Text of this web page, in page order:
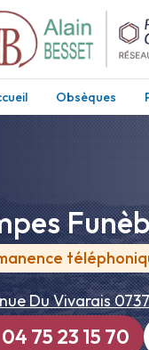
Obsèques
Du Vivarais
04 75 23 15 70